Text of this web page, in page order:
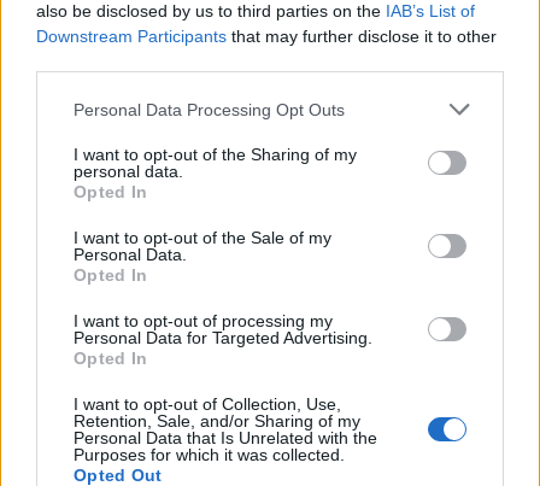
also be disclosed by us to third parties on the IAB’s List of
Downstream Participants that may further disclose it to other
Personal Data Processing Opt Outs
I want to opt-out of the Sharing of my
personal data.
Opted In
I want to opt-out of the Sale of my
Personal Data.
Opted In
I want to opt-out of processing my
Personal Data for Targeted Advertising.
Opted In
I want to opt-out of Collection, Use,
Retention, Sale, and/or Sharing of my
Personal Data that Is Unrelated with the
Purposes for which it was collected.
Opted Out
NOVINKY
Obděnice vzpomínaly na filmovou legendu
6. 8. 2026